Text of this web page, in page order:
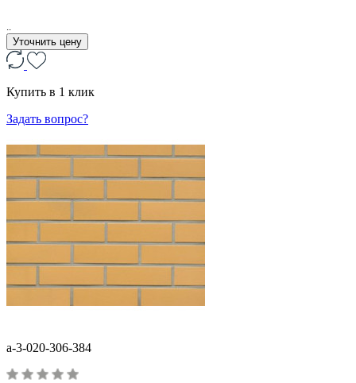
Уточнить цену
Купить в 1 клик
Задать вопрос?
a-3-020-306-384